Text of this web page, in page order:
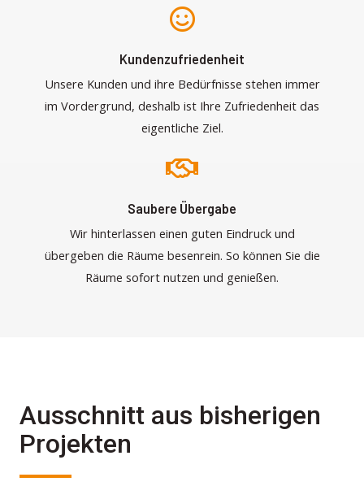
Kundenzufriedenheit
Unsere Kunden und ihre Bedürfnisse stehen immer
im Vordergrund, deshalb ist Ihre Zufriedenheit das
eigentliche Ziel.
Saubere Übergabe
Wir hinterlassen einen guten Eindruck und
übergeben die Räume besenrein. So können Sie die
Räume sofort nutzen und genießen.
Ausschnitt aus bisherigen
Projekten